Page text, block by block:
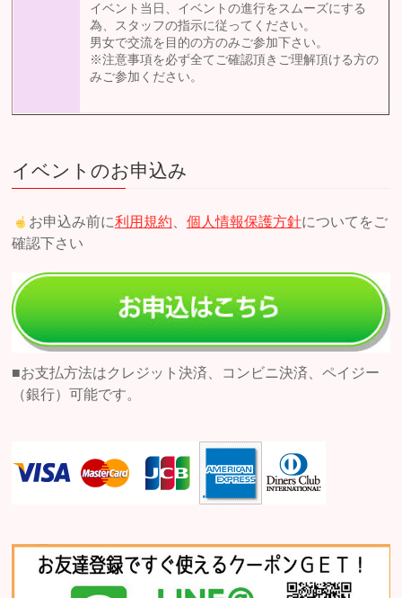
イベント当日、イベントの進行をスムーズにする
為、スタッフの指示に従ってください。
男女で交流を目的の方のみご参加下さい。
※注意事項を必ず全てご確認頂きご理解頂ける方の
みご参加ください。
イベントのお申込み
お申込み前に利用規約 個人情報保護方針についてをご
確認下さい
■お支払方法はクレジット決済、コンビニ決済、ペイジー
（銀行）可能です。